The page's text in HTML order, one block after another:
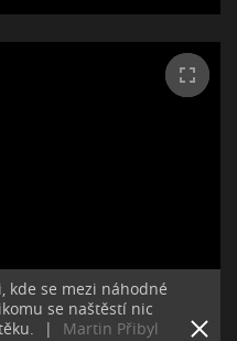
kde se mezi náhodné
se naštěstí nic
| Martin Přibyl